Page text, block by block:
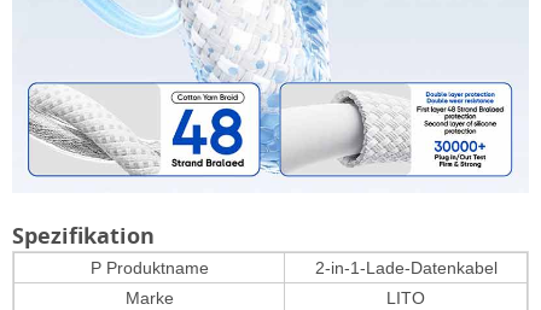
Spezifikation
P Produktname
2-in-1-Lade-Datenkabel
Marke
LITO